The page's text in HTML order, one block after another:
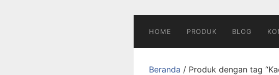
HOME PRODUK BLOG
Beranda / Produk dengan tag